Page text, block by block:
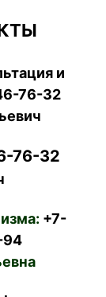
и
76-32
76-32
+7-